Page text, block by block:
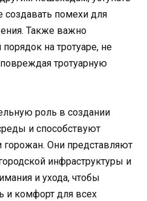
создавать помехи для
Также важно
на тротуаре, не
тротуарную
роль в создании
и способствуют
горожан. Они представляют
инфраструктуры и
и ухода, чтобы
и комфорт для всех